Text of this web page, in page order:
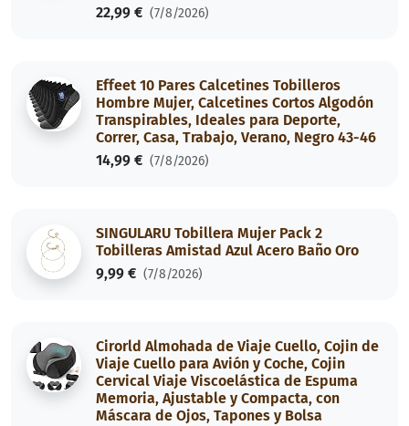
22,99 € (7/8/2026)
Effeet 10 Pares Calcetines Tobilleros
Hombre Mujer, Calcetines Cortos Algodón
Transpirables, Ideales para Deporte,
Correr, Casa, Trabajo, Verano, Negro 43-46
14,99 € (7/8/2026)
SINGULARU Tobillera Mujer Pack 2
Tobilleras Amistad Azul Acero Baño Oro
9,99 € (7/8/2026)
Cirorld Almohada de Viaje Cuello, Cojin de
Viaje Cuello para Avión y Coche, Cojin
Cervical Viaje Viscoelástica de Espuma
Memoria, Ajustable y Compacta, con
Máscara de Ojos, Tapones y Bolsa